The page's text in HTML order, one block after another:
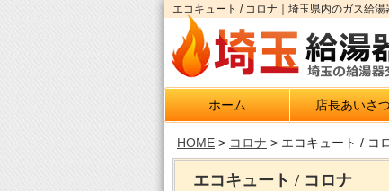
エコキュート / コロナ｜埼玉県内のガス給
ホーム 店長あいさつ
HOME > コロナ > エコキュート / コ
エコキュート / コロナ